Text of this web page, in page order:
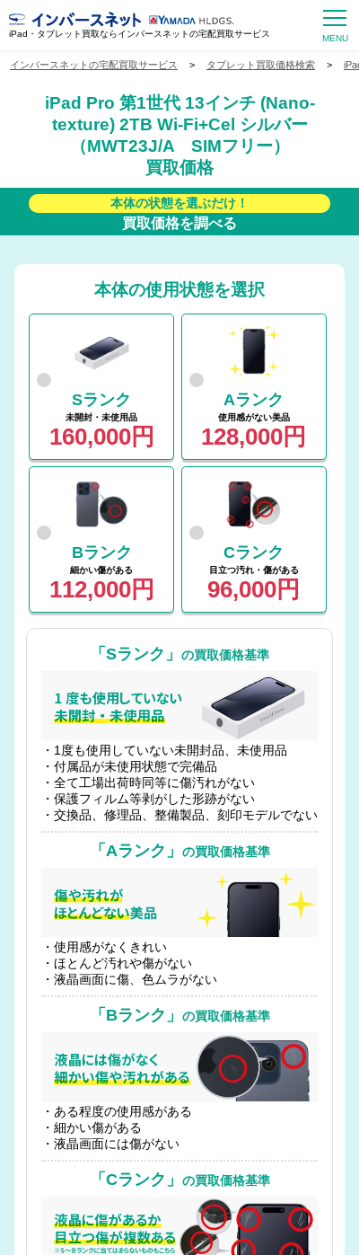
iPad・タブレット買取ならインバースネットの宅配買取サービス
インバースネットの宅配買取サービス > タブレット買取価格検索 >
iPad Pro 第1世代 13インチ (Nano-
texture) 2TB Wi-Fi+Cel シルバー
（MWT23J/A SIMフリー）
買取価格
本体の状態を選ぶだけ！
買取価格を調べる
本体の使用状態を選択
Sランク
未開封・未使用品
160,000円
Aランク
使用感がない美品
128,000円
Bランク
細かい傷がある
112,000円
Cランク
目立つ汚れ・傷がある
96,000円
「Sランク」 の買取価格基準
・1度も使用していない未開封品、未使用品
・付属品が未使用状態で完備品
・全て工場出荷時同等に傷汚れがない
・保護フィルム等剥がした形跡がない
・交換品、修理品、整備製品、刻印モデルでない
「Aランク」 の買取価格基準
・使用感がなくきれい
・ほとんど汚れや傷がない
・液晶画面に傷、色ムラがない
「Bランク」 の買取価格基準
・ある程度の使用感がある
・細かい傷がある
・液晶画面には傷がない
「Cランク」 の買取価格基準